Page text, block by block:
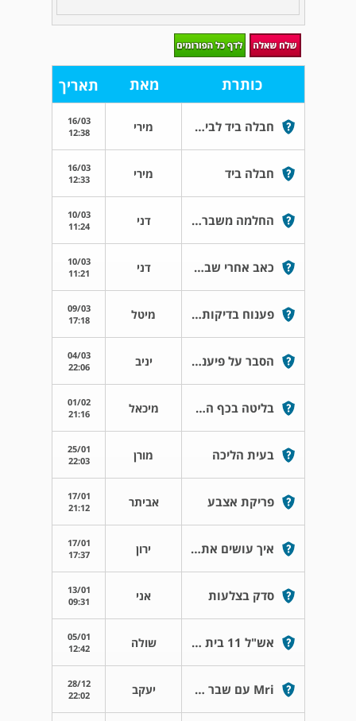
כותרת מאת תאריך
חבלה ביד לביצוע סיטי מירי
16/03
12:38
חבלה ביד מירי
16/03
12:33
החלמה משבר בעצם הבריח דני
10/03
11:24
כאב אחרי שבר בעצם הבריח דני
10/03
11:21
פענוח בדיקות mri מיטל
09/03
17:18
הסבר על פיענוח יניב
04/03
22:06
בליטה בכף הרגל מיכאל
01/02
21:16
בעית הליכה מורן
25/01
22:03
פריקת אצבע אביתר
17/01
21:12
איך עושים את הבדיקה מפחידה ? ירון
17/01
17:37
סדק בצלעות אני
13/01
09:31
אש"ל 11 בית שאן שולה
05/01
12:42
Mri עם שבר שקובע עם ברגים יעקב
28/12
22:02